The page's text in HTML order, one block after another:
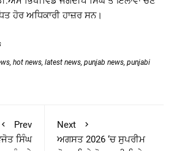
ਹੋਰ ਅਧਿਕਾਰੀ ਹਾਜ਼ਰ ਸਨ।
, hot news, latest news, punjab news, punjabi
Prev
ਸਿੰਘ
Next
ਅਗਸਤ 2026 ‘ਚ ਸੁਪਰੀਮ